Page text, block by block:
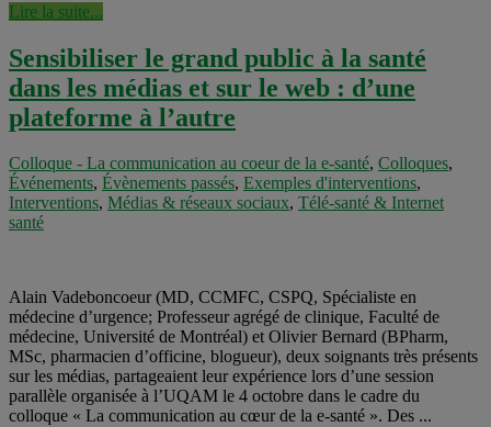
Lire la suite...
Sensibiliser le grand public à la santé
dans les médias et sur le web : d’une
plateforme à l’autre
Colloque - La communication au coeur de la e-santé, Colloques,
Événements, Évènements passés, Exemples d'interventions,
Interventions, Médias & réseaux sociaux, Télé-santé & Internet
santé
Alain Vadeboncoeur (MD, CCMFC, CSPQ, Spécialiste en
médecine d’urgence; Professeur agrégé de clinique, Faculté de
médecine, Université de Montréal) et Olivier Bernard (BPharm,
MSc, pharmacien d’officine, blogueur), deux soignants très présents
sur les médias, partageaient leur expérience lors d’une session
parallèle organisée à l’UQAM le 4 octobre dans le cadre du
colloque « La communication au cœur de la e-santé ». Des ...